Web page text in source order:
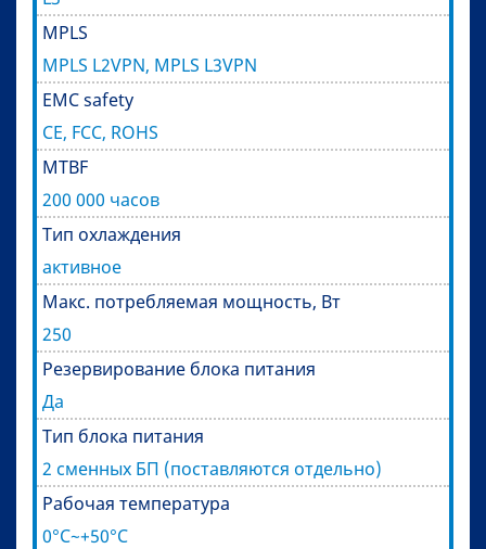
MPLS
MPLS L2VPN, MPLS L3VPN
EMC safety
CE, FCC, ROHS
MTBF
200 000 часов
Тип охлаждения
активное
Макс. потребляемая мощность, Вт
250
Резервирование блока питания
Да
Тип блока питания
2 сменных БП (поставляются отдельно)
Рабочая температура
0°C~+50°C